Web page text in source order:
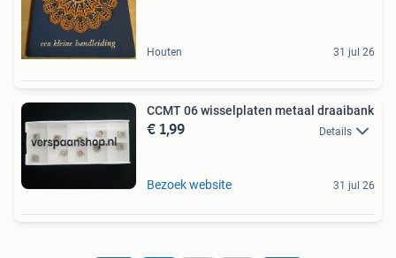
Houten 31 jul 26
CCMT 06 wisselplaten metaal draaibank
€ 1,99 Details
Bezoek website 31 jul 26